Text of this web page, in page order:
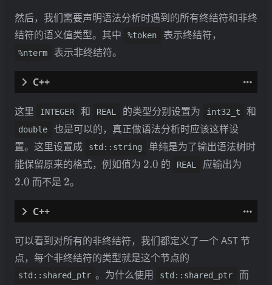
然后，我们需要声明语法分析时遇到的所有终结符和非终
结符的语义值类型。其中
%token 表示终结符，
%nterm 表示非终结符。
token
<std::string>
ARRAY
< std
<std::string>
ELSIF
<std::string>
END
std :: string>
EXIT
std:: string >
这里 INTEGER 和 REAL 的类型分别设置为 int32_t 和
double
也是可以的，真正做语法分析时应该这样设
置。这里设置成
std::string
单纯是为了输出语法树时
能保留原来的格式，例如值为 2.0
2.0 的 REAL 应输出为
2.0 而不是 2
2。
%nterm
可以看到对所有的非终结符，我们都定义了一个 AST 节
点，每个非终结符的类型就是这个节点的
std::shared_ptr 。为什么使用 std::shared_ptr
而